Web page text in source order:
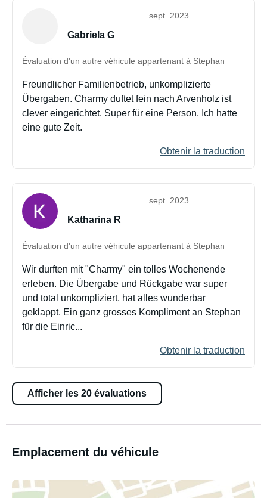
sept. 2023
Gabriela G
Évaluation d'un autre véhicule appartenant à Stephan
Freundlicher Familienbetrieb, unkomplizierte
Übergaben. Charmy duftet fein nach Arvenholz ist
clever eingerichtet. Super für eine Person. Ich hatte
eine gute Zeit.
Obtenir la traduction
sept. 2023
Katharina R
Évaluation d'un autre véhicule appartenant à Stephan
Wir durften mit "Charmy" ein tolles Wochenende
erleben. Die Übergabe und Rückgabe war super
und total unkompliziert, hat alles wunderbar
geklappt. Ein ganz grosses Kompliment an Stephan
für die Einric...
Obtenir la traduction
Afficher les 20 évaluations
Emplacement du véhicule